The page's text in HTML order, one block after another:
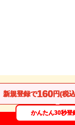
新規登録で160円(税
かんたん30秒登